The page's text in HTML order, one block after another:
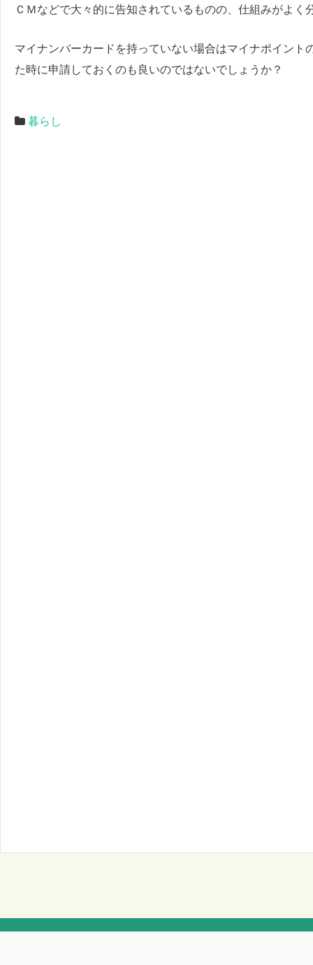
ＣＭなどで大々的に告知されているものの、仕組みがよ
マイナンバーカードを持っていない場合はマイナポイン
た時に申請しておくのも良いのではないでしょうか？
暮らし